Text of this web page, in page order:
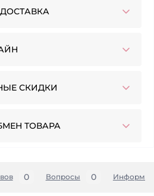
СКИДКИ
ТОВАРА
0 Вопросы 0